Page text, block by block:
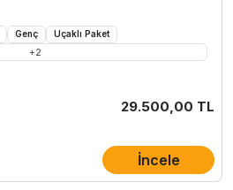
Genç
Uçaklı Paket
+2
29.500,00 TL
İncele